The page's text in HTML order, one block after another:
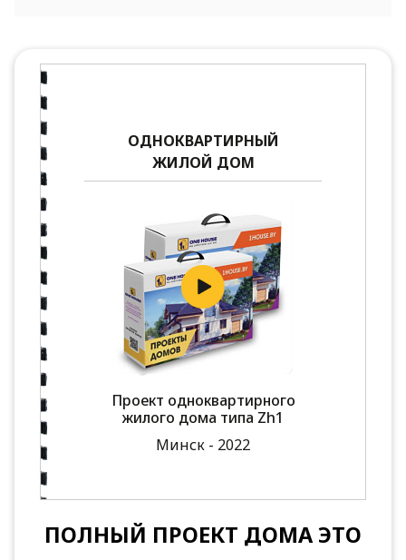
ОДНОКВАРТИРНЫЙ
ЖИЛОЙ ДОМ
Проект одноквартирного
жилого дома типа Zh1
Минск - 2022
ПОЛНЫЙ ПРОЕКТ ДОМА ЭТО